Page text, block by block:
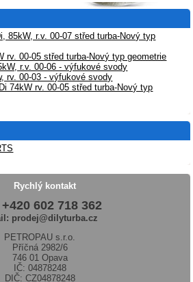
85kW, r.v. 00-07 střed turba-Nový typ
rv. 00-05 střed turba-Nový typ geometrie
r.v. 00-06 - výfukové svody
rv. 00-03 - výfukové svody
74kW rv. 00-05 střed turba-Nový typ
Rychlý kontakt
602 718 362
prodej@dilyturba.cz
PETROPAU s.r.o.
Příčná 2982/6
746 01 Opava
IČ: 04878248
DIČ: CZ04878248